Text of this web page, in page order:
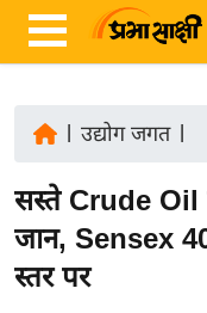
ज़ा
ख
र
उद्योग जगत|
सस्ते Crude Oil
जान, Sensex
स्तर पर